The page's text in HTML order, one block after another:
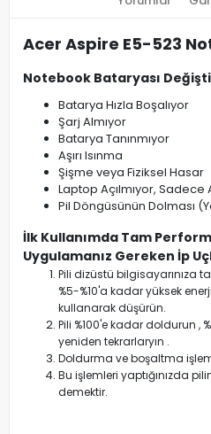
Acer Aspire E5-523
Notebook Bataryası
Batarya Hızla Boşalıyor
Şarj Almıyor
Batarya Tanınmıyor
Aşırı Isınma
Şişme veya Fiziksel Hasar
Laptop Açılmıyor, Sadece
Pil Döngüsünün Dolması
İlk Kullanımda Tam
Uygulamanız Gereken İp
Pili dizüstü bilgisayarınıza
%5-%10'a kadar yüksek
kullanarak düşürün.
Pili %100'e kadar doldurun ,
yeniden tekrarlaryın .
Doldurma ve boşaltma
Bu işlemleri yaptığınızda
demektir.